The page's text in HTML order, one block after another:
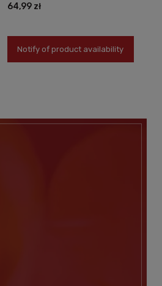
64,99 zł
Notify of product availability